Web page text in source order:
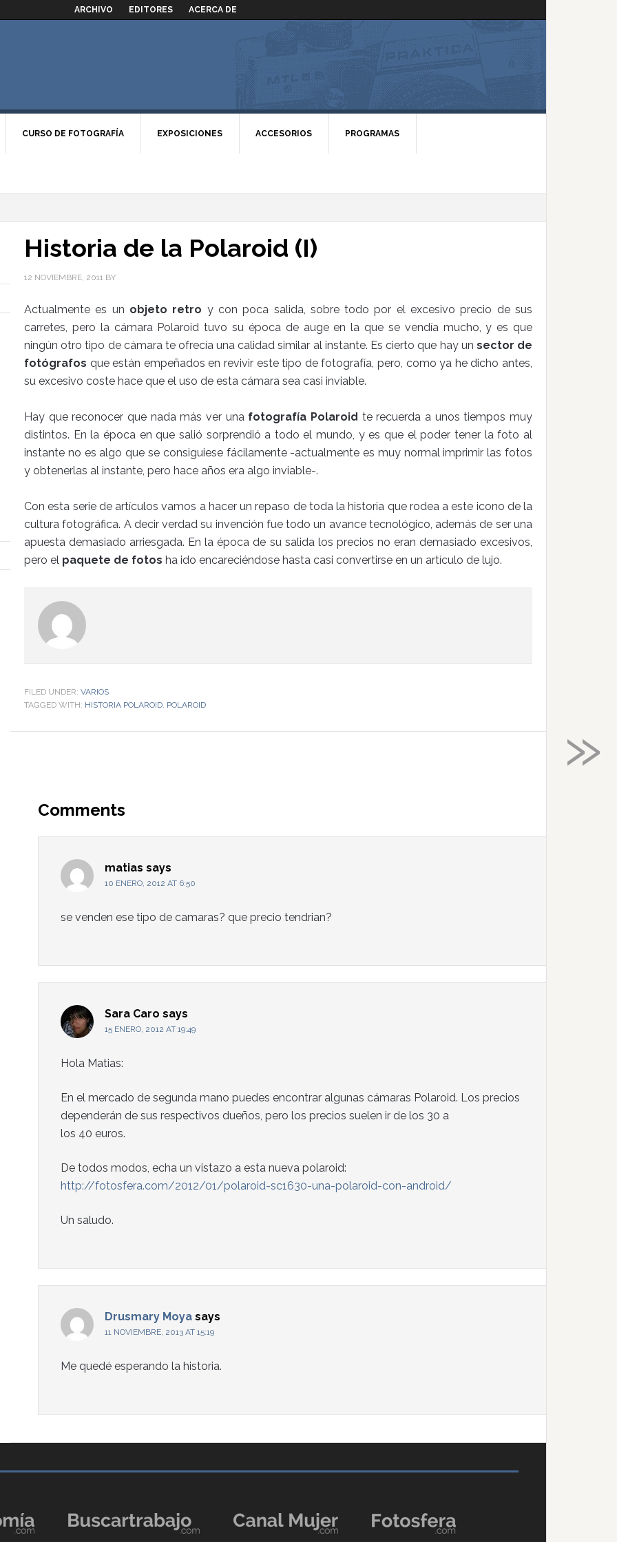
ARCHIVO EDITORES ACERCA DE
CURSO DE FOTOGRAFÍA EXPOSICIONES ACCESORIOS PROGRAMAS
Historia de la Polaroid (I)
12 NOVIEMBRE, 2011 BY
Actualmente es un objeto retro y con poca salida, sobre todo por el excesivo precio de sus
carretes, pero la cámara Polaroid tuvo su época de auge en la que se vendía mucho, y es que
ningún otro tipo de cámara te ofrecía una calidad similar al instante. Es cierto que hay un sector de
fotógrafos que están empeñados en revivir este tipo de fotografía, pero, como ya he dicho antes,
su excesivo coste hace que el uso de esta cámara sea casi inviable.
Hay que reconocer que nada más ver una fotografía Polaroid te recuerda a unos tiempos muy
distintos. En la época en que salió sorprendió a todo el mundo, y es que el poder tener la foto al
instante no es algo que se consiguiese fácilamente -actualmente es muy normal imprimir las fotos
y obtenerlas al instante, pero hace años era algo inviable-.
Con esta serie de artículos vamos a hacer un repaso de toda la historia que rodea a este icono de la
cultura fotográfica. A decir verdad su invención fue todo un avance tecnológico, además de ser una
apuesta demasiado arriesgada. En la época de su salida los precios no eran demasiado excesivos,
pero el paquete de fotos ha ido encareciéndose hasta casi convertirse en un artículo de lujo.
FILED UNDER: VARIOS
TAGGED WITH: HISTORIA POLAROID, POLAROID
Comments
matias says
10 ENERO, 2012 AT 6:50
se venden ese tipo de camaras? que precio tendrian?
Sara Caro says
15 ENERO, 2012 AT 19:49
Hola Matias:
En el mercado de segunda mano puedes encontrar algunas cámaras Polaroid. Los precios
dependerán de sus respectivos dueños, pero los precios suelen ir de los 30 a
los 40 euros.
De todos modos, echa un vistazo a esta nueva polaroid:
http://fotosfera.com/2012/01/polaroid-sc1630-una-polaroid-con-android/
Un saludo.
Drusmary Moya says
11 NOVIEMBRE, 2013 AT 15:19
Me quedé esperando la historia.
»